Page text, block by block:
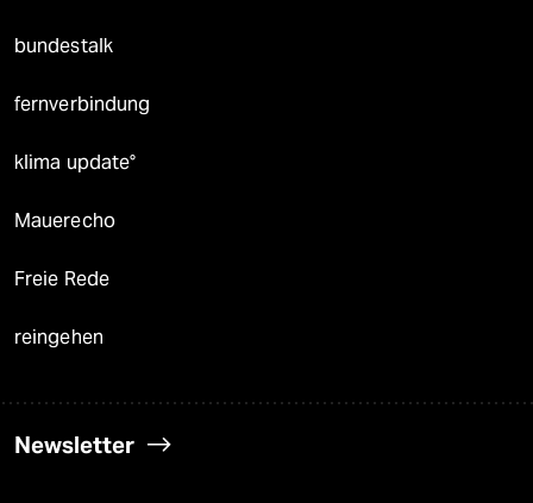
bundestalk
fernverbindung
klima update°
Mauerecho
Freie Rede
reingehen
Newsletter